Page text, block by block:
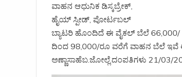
ವಾಹನ ಆಧುನಿಕ ಡಿಸ್ಕಬ್ರೇಕ್,
ಹೈಯ್ ಸ್ಪೀಡ್, ಪೋರ್ಟಬಲ್
ಬ್ಯಾಟರಿ ಹೊಂದಿದೆ ಈ ವೈಕಲ್ ಬೆಲೆ 66,000/
ದಿಂದ 98,000/ರೂ ವರೆಗೆ ವಾಹನ ಬೆಲೆ ಇವೆ
ಅಣ್ಣಾಸಾಹೆಬ.ಜೋಲ್ಲೆ.ದಂಪತಿಗಳು 21/03/